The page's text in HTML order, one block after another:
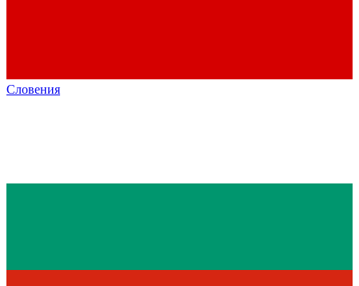
Словения